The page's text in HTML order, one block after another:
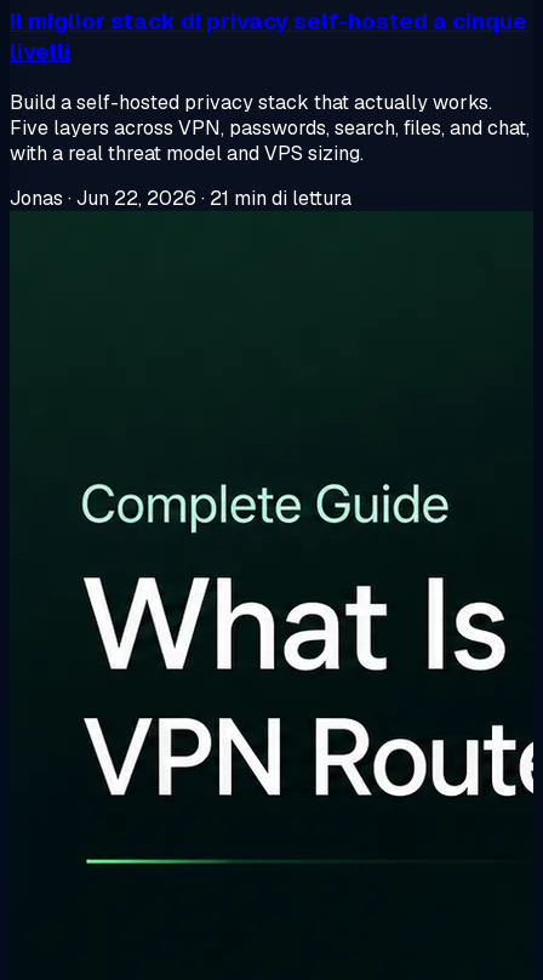
Il miglior stack di privacy self-hosted a cinque
livelli
Build a self-hosted privacy stack that actually works.
Five layers across VPN, passwords, search, files, and chat,
with a real threat model and VPS sizing.
Jonas ·Jun 22, 2026 · 21 min di lettura